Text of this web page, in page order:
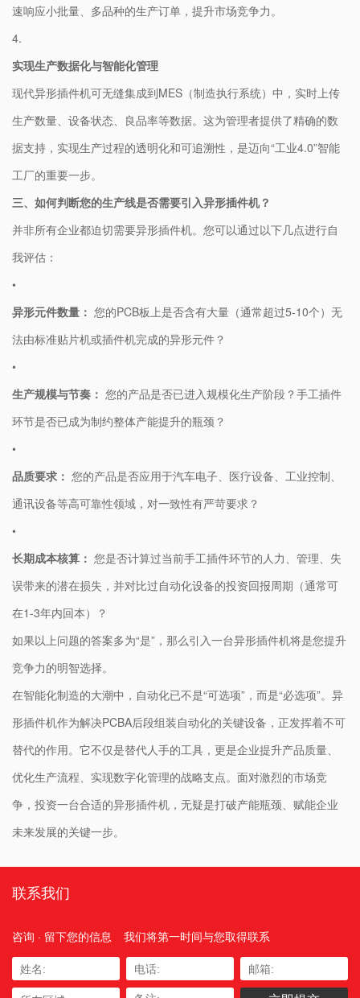
速响应小批量、多品种的生产订单，提升市场竞争力。
4.
​实现生产数据化与智能化管理​
现代异形插件机可无缝集成到MES（制造执行系统）中，实时上传
生产数量、设备状态、良品率等数据。这为管理者提供了精确的数
据支持，实现生产过程的透明化和可追溯性，是迈向“工业4.0”智能
工厂的重要一步。
​三、如何判断您的生产线是否需要引入异形插件机？​
并非所有企业都迫切需要异形插件机。您可以通过以下几点进行自
我评估：
•
​异形元件数量：​ ​ 您的PCB板上是否含有大量（通常超过5-10个）无
法由标准贴片机或插件机完成的异形元件？
•
​生产规模与节奏：​ ​ 您的产品是否已进入规模化生产阶段？手工插件
环节是否已成为制约整体产能提升的瓶颈？
•
​品质要求：​ ​ 您的产品是否应用于汽车电子、医疗设备、工业控制、
通讯设备等高可靠性领域，对一致性有严苛要求？
•
​长期成本核算：​ ​ 您是否计算过当前手工插件环节的人力、管理、失
误带来的潜在损失，并对比过自动化设备的投资回报周期（通常可
在1-3年内回本）？
如果以上问题的答案多为“是”，那么引入一台异形插件机将是您提升
竞争力的明智选择。​
在智能化制造的大潮中，自动化已不是“可选项”，而是“必选项”。异
形插件机作为解决PCBA后段组装自动化的关键设备，正发挥着不可
替代的作用。它不仅是替代人手的工具，更是企业提升产品质量、
优化生产流程、实现数字化管理的战略支点。面对激烈的市场竞
争，投资一台合适的异形插件机，无疑是打破产能瓶颈、赋能企业
未来发展的关键一步。
联系我们
咨询 · 留下您的信息 我们将第一时间与您取得联系